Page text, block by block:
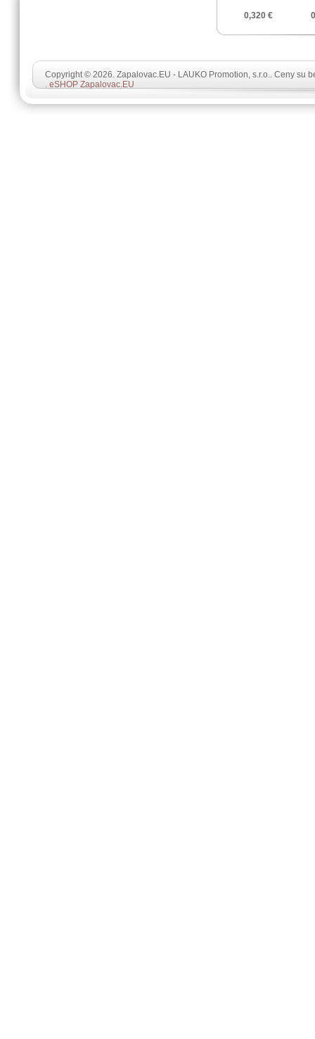
0,320 €
Copyright © 2026. Zapalovac.EU - LAUKO Promotion, s.r.o.. Ceny su
. eSHOP Zapalovac.EU